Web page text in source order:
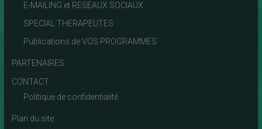
E-MAILING et RESEAUX SOCIAUX
SPECIAL THERAPEUTES
Publications de VOS PROGRAMMES
PARTENAIRES
CONTACT
Politique de confidentialité
Plan du site